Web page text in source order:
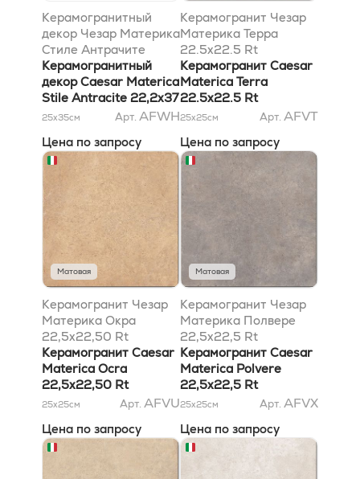
Керамогранитный
декор Чезар Материка
Стиле Антрачите
22,2x37
Керамогранитный
декор Caesar Materica
Stile Antracite 22,2x37
25x35см Арт. AFWH
Цена по запросу
Керамогранит Чезар
Материка Терра
22.5x22.5 Rt
Керамогранит Caesar
Materica Terra
22.5x22.5 Rt
25x25см Арт. AFVT
Цена по запросу
Матовая
Керамогранит Чезар
Материка Окра
22,5x22,50 Rt
Керамогранит Caesar
Materica Ocra
22,5x22,50 Rt
25x25см Арт. AFVU
Цена по запросу
Матовая
Керамогранит Чезар
Материка Полвере
22,5x22,5 Rt
Керамогранит Caesar
Materica Polvere
22,5x22,5 Rt
25x25см Арт. AFVX
Цена по запросу